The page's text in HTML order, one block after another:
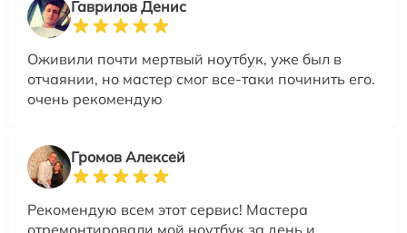
Гаврилов Денис
Оживили почти мертвый ноутбук, уже был в
отчаянии, но мастер смог все-таки починить его.
очень рекомендую
Громов Алексей
Рекомендую всем этот сервис! Мастера
отремонтировали мой ноутбук за день и